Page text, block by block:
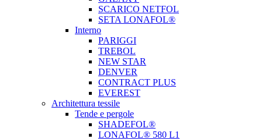
SCARICO NETFOL
SETA LONAFOL®
Interno
PARIGGI
TREBOL
NEW STAR
DENVER
CONTRACT PLUS
EVEREST
Architettura tessile
Tende e pergole
SHADEFOL®
LONAFOL® 580 L1